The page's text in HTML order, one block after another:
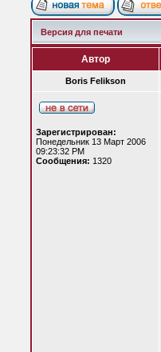
Версия для печати
Автор
Boris Felikson
Зарегистрирован:
Понедельник 13 Март 2006
09:23:32 PM
Сообщения: 1320